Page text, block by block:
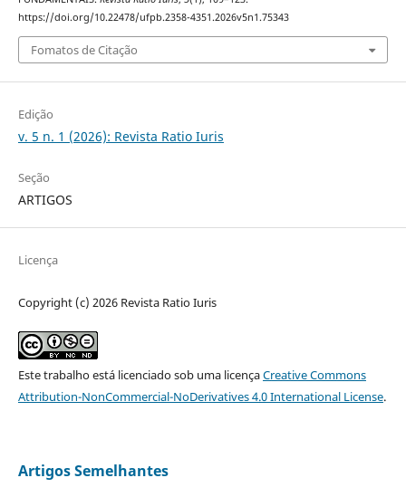
https://doi.org/10.22478/ufpb.2358-4351.2026v5n1.75343
Fomatos de Citação
Edição
v. 5 n. 1 (2026): Revista Ratio Iuris
Seção
ARTIGOS
Licença
Copyright (c) 2026 Revista Ratio Iuris
Este trabalho está licenciado sob uma licençaCreative Commons
Attribution-NonCommercial-NoDerivatives 4.0 International License.
Artigos Semelhantes